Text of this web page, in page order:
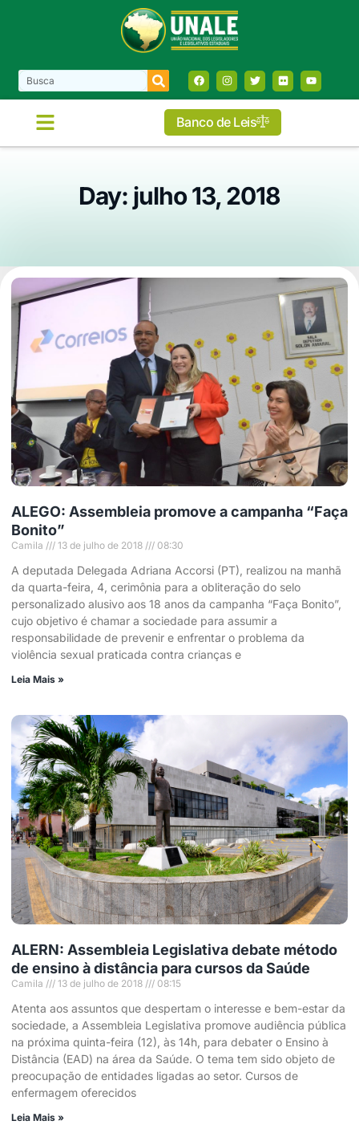
Banco de Leis
Day: julho 13, 2018
ALEGO: Assembleia promove a campanha “Faça
Bonito”
Camila 13 de julho de 2018 08:30
A deputada Delegada Adriana Accorsi (PT), realizou na manhã
da quarta-feira, 4, cerimônia para a obliteração do selo
personalizado alusivo aos 18 anos da campanha “Faça Bonito”,
cujo objetivo é chamar a sociedade para assumir a
responsabilidade de prevenir e enfrentar o problema da
violência sexual praticada contra crianças e
Leia Mais »
ALERN: Assembleia Legislativa debate método
de ensino à distância para cursos da Saúde
Camila 13 de julho de 2018 08:15
Atenta aos assuntos que despertam o interesse e bem-estar da
sociedade, a Assembleia Legislativa promove audiência pública
na próxima quinta-feira (12), às 14h, para debater o Ensino à
Distância (EAD) na área da Saúde. O tema tem sido objeto de
preocupação de entidades ligadas ao setor. Cursos de
enfermagem oferecidos
Leia Mais »